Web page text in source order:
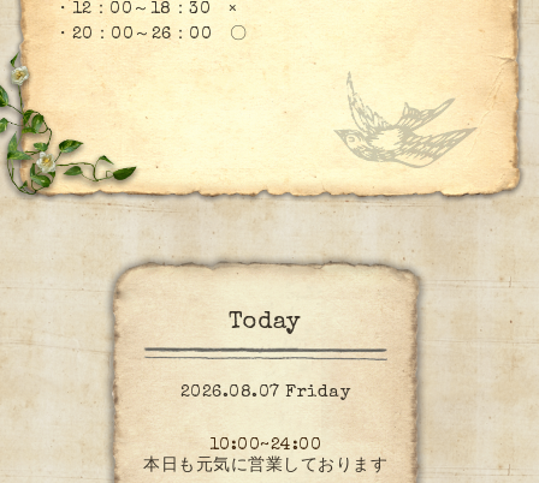
・12：00～18：30 ×
・20：00～26：00 〇
Today
2026.08.07 Friday
10:00~24:00
本日も元気に営業しております